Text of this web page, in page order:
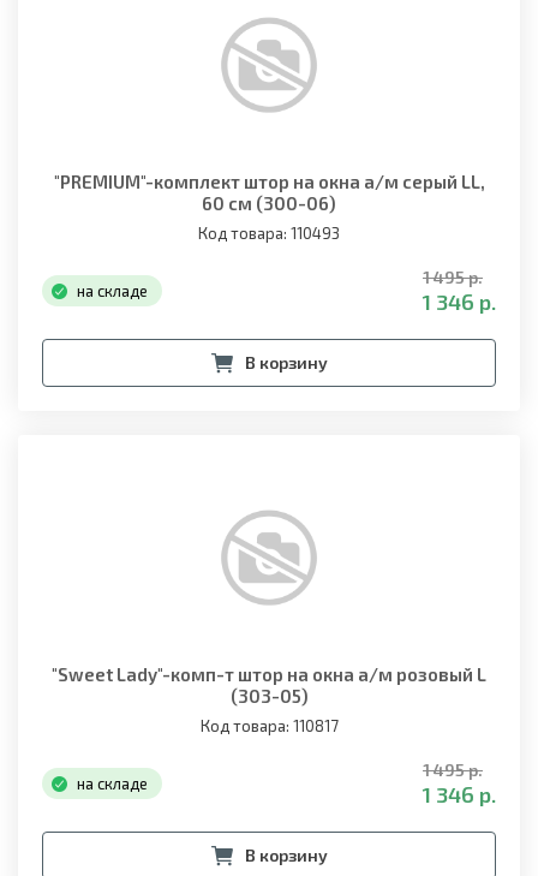
"PREMIUM"-комплект штор на окна а/м серый LL,
60 см (300-06)
Код товара: 110493
на складе
1 495 р.
1 346 р.
В корзину
"Sweet Lady"-комп-т штор на окна а/м розовый L
(303-05)
Код товара: 110817
на складе
1 495 р.
1 346 р.
В корзину